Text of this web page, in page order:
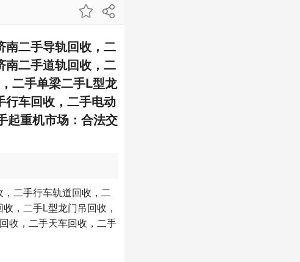
南二手导轨回收，二
南二手道轨回收，二
二手单梁二手L型龙
行车回收，二手电动
起重机市场：合法交
二手行车轨道回收，二
，二手L型龙门吊回收，
收，二手天车回收，二手